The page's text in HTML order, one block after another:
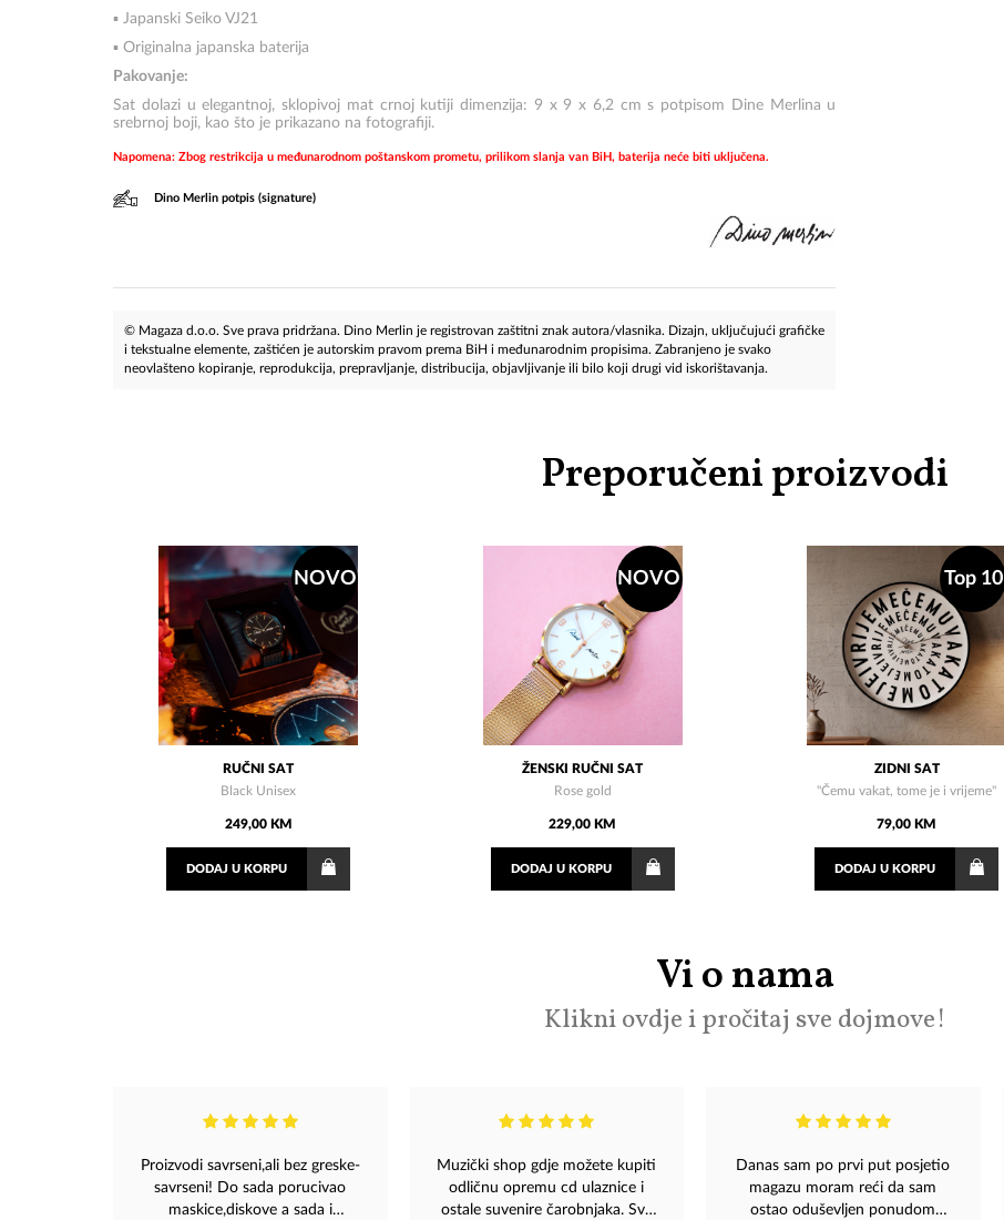
▪ Japanski Seiko VJ21
▪ Originalna japanska baterija
Pakovanje:
Sat dolazi u elegantnoj, sklopivoj mat crnoj kutiji dimenzija: 9 x 9 x 6,2 cm s potpisom Dine Merlina u
srebrnoj boji, kao što je prikazano na fotografiji.
Napomena: Zbog restrikcija u međunarodnom poštanskom prometu, prilikom slanja van BiH, baterija neće biti uključena.
Dino Merlin potpis (signature)
© Magaza d.o.o. Sve prava pridržana. Dino Merlin je registrovan zaštitni znak autora/vlasnika. Dizajn, uključujući grafičke
i tekstualne elemente, zaštićen je autorskim pravom prema BiH i međunarodnim propisima. Zabranjeno je svako
neovlašteno kopiranje, reprodukcija, prepravljanje, distribucija, objavljivanje ili bilo koji drugi vid iskorištavanja.
Preporučeni proizvodi
NOVO
RUČNI SAT
Black Unisex
249,00 KM
DODAJ U KORPU
NOVO
ŽENSKI RUČNI SAT
Rose gold
229,00 KM
DODAJU KORPU
Top 10
ZIDNI SAT
"Čemu vakat, tome je i vrijeme"
79,00 KM
DODAJ U KORPU
Vi o nama
Klikni ovdje i pročitaj sve dojmove!
Proizvodi savrseni,ali bez greske-
savrseni! Do sada porucivao
maskice,diskove a sada i
Muzički shop gdje možete kupiti
odličnu opremu cd ulaznice i
ostale suvenire čarobnjaka. Sve
Danas sam po prvi put posjetio
magazu moram reći da sam
ostao oduševljen ponudom